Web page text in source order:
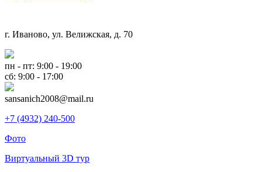
г. Иваново, ул. Велижская, д. 70
пн - пт: 9:00 - 19:00
сб: 9:00 - 17:00
sansanich2008@mail.ru
+7 (4932) 240-500
Фото
Виртуальный 3D тур